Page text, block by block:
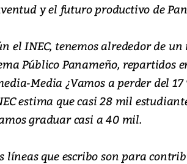
y el futuro productivo de
el INEC, tenemos alrededor de
Público Panameño, repartidos
Media ¿Vamos a perder del 17
estima que casi 28 mil
graduar casi a 40 mil.
líneas que escribo son para